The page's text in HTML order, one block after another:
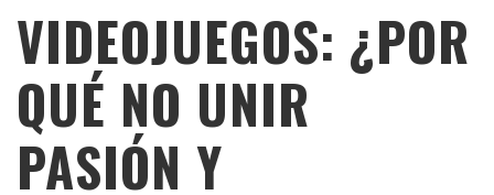
VIDEOJUEGOS: ¿POR
QUÉ NO UNIR
PASIÓN Y